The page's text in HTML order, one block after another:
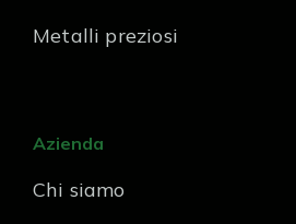
Metalli preziosi
Azienda
Chi siamo